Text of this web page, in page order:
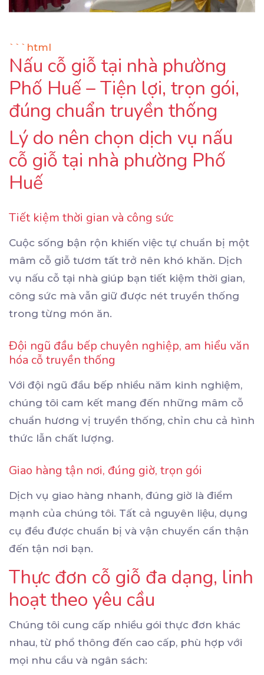
```html
Nấu cỗ giỗ tại nhà phường
Phố Huế – Tiện lợi, trọn gói,
đúng chuẩn truyền thống
Lý do nên chọn dịch vụ nấu
cỗ giỗ tại nhà phường Phố
Huế
Tiết kiệm thời gian và công sức
Cuộc sống bận rộn khiến việc tự chuẩn bị một
mâm cỗ giỗ tươm tất trở nên khó khăn. Dịch
vụ nấu cỗ tại nhà giúp bạn tiết kiệm thời gian,
công sức mà vẫn giữ được nét truyền thống
trong từng món ăn.
Đội ngũ đầu bếp chuyên nghiệp, am hiểu văn
hóa cỗ truyền thống
Với đội ngũ đầu bếp nhiều năm kinh nghiệm,
chúng tôi cam kết mang đến những mâm cỗ
chuẩn hương vị truyền thống, chỉn chu cả hình
thức lẫn chất lượng.
Giao hàng tận nơi, đúng giờ, trọn gói
Dịch vụ giao hàng nhanh, đúng giờ là điểm
mạnh của chúng tôi. Tất cả nguyên liệu, dụng
cụ đều được chuẩn bị và vận chuyển cẩn thận
đến tận nơi bạn.
Thực đơn cỗ giỗ đa dạng, linh
hoạt theo yêu cầu
Chúng tôi cung cấp nhiều gói thực đơn khác
nhau, từ phổ thông đến cao cấp, phù hợp với
mọi nhu cầu và ngân sách: